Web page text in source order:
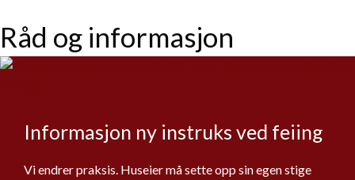
Råd og informasjon
Informasjon ny instruks ved feiing
Vi endrer praksis. Huseier må sette opp sin egen stige